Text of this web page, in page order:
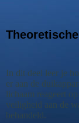
In dit deel leer je
er aan de
lichaam reageert
veiligheid aan de
behandeld.